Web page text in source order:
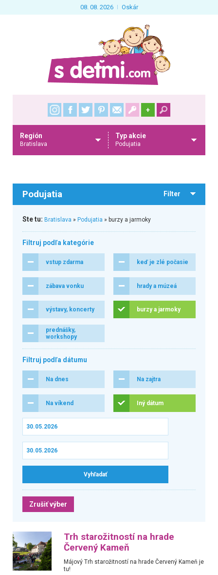
08. 08. 2026 Oskár
+
Región
Bratislava
Typ akcie
Podujatia
Podujatia Filter
Ste tu: Bratislava » Podujatia » burzy a jarmoky
Filtruj podľa kategórie
vstup zdarma keď je zlé počasie
zábava vonku hrady a múzeá
výstavy, koncerty burzy a jarmoky
prednášky,
workshopy
Filtruj podľa dátumu
Na dnes Na zajtra
Na víkend Iný dátum
Zrušiť výber
Trh starožitností na hrade
Červený Kameň
Májový Trh starožitností na hrade Červený Kameň je
tu!